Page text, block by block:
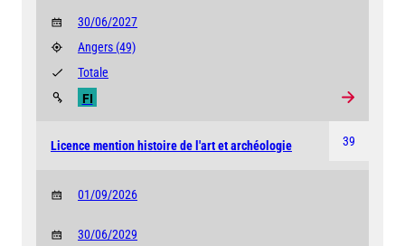
30/06/2027
Angers (49)
FI
Totale
39
Licence mention histoire de l'art et archéologie
01/09/2026
30/06/2029